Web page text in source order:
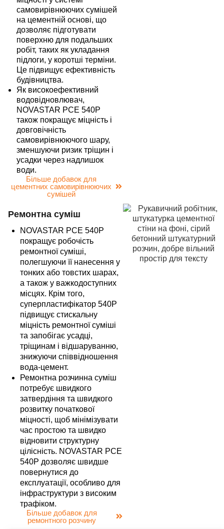
самовирівнюючих сумішей
на цементній основі, що
дозволяє підготувати
поверхню для подальших
робіт, таких як укладання
підлоги, у коротші терміни.
Це підвищує ефективність
будівництва.
Як високоефективний
водовідновлювач,
NOVASTAR PCE 540P
також покращує міцність і
довговічність
самовирівнюючого шару,
зменшуючи ризик тріщин і
усадки через надлишок
води.
Більше добавок для
цементних самовирівнюючих
сумішей
Ремонтна суміш
NOVASTAR PCE 540P
покращує робочість
ремонтної суміші,
полегшуючи її нанесення у
тонких або товстих шарах,
а також у важкодоступних
місцях. Крім того,
суперпластифікатор 540P
підвищує стискальну
міцність ремонтної суміші
та запобігає усадці,
тріщинам і відшаруванню,
знижуючи співвідношення
вода-цемент.
Ремонтна розчинна суміш
потребує швидкого
затвердіння та швидкого
розвитку початкової
міцності, щоб мінімізувати
час простою та швидко
відновити структурну
цілісність. NOVASTAR PCE
540P дозволяє швидше
повернутися до
експлуатації, особливо для
інфраструктури з високим
трафіком.
Більше добавок для
ремонтного розчину